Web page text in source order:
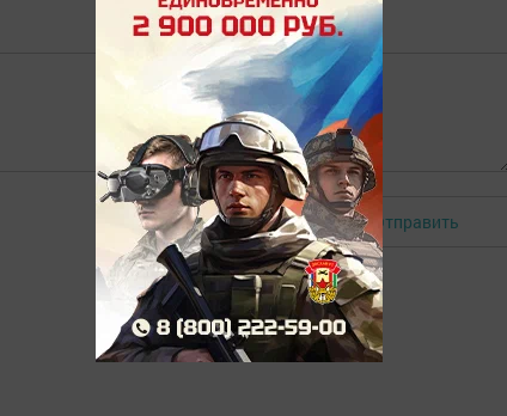
Авторизоваться Отправить